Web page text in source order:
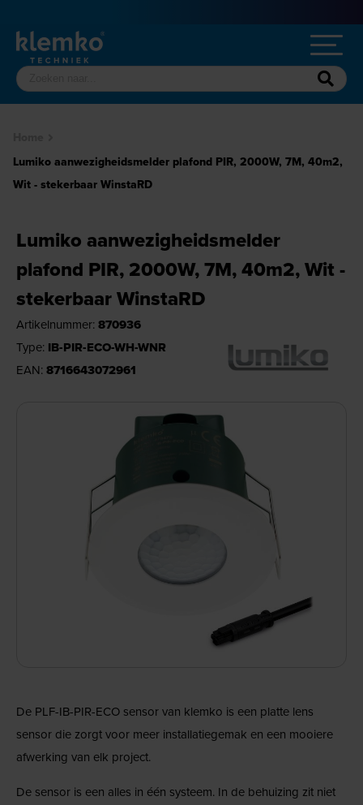
Lumiko aanwezigheidsmelder plafond PIR, 2000W, 7M, 40m2,
Wit - stekerbaar WinstaRD
Lumiko aanwezigheidsmelder
plafond PIR, 2000W, 7M, 40m2, Wit -
stekerbaar WinstaRD
Artikelnummer: 870936
Type: IB-PIR-ECO-WH-WNR
EAN: 8716643072961
De PLF-IB-PIR-ECO sensor van klemko is een platte lens
sensor die zorgt voor meer installatiegemak en een mooiere
afwerking van elk project.
De sensor is een alles in één systeem. In de behuizing zit niet